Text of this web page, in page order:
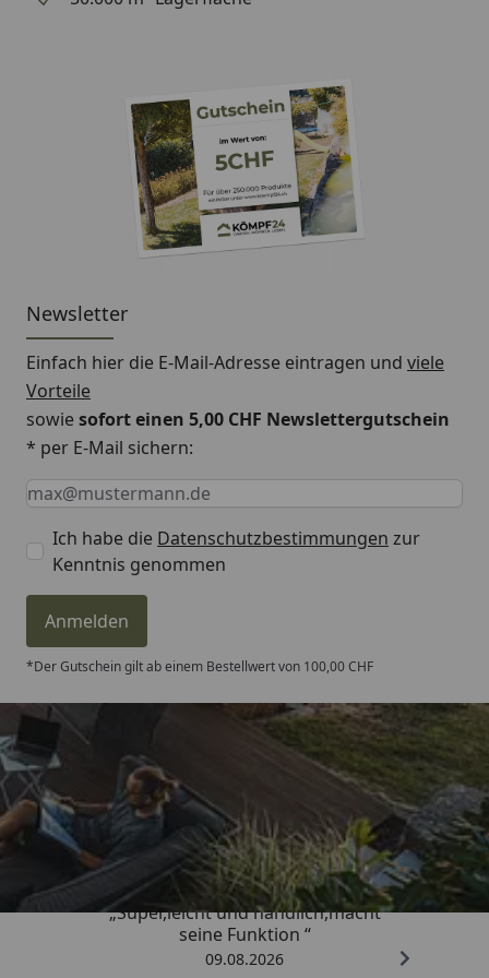
Newsletter
Einfach hier die E-Mail-Adresse eintragen und viele
Vorteile
sowiesofort einen 5,00 CHF Newslettergutschein
* per E-Mail sichern:
Keine Eingabe erforderlich
Eingabe erforderlich
E-Mail *
Ich habe die Datenschutzbestimmungen zur
Kenntnis genommen
Anmelden
*Der Gutschein gilt ab einem Bestellwert von 100,00 CHF
Trusted Shops
4,81/ 5
„Super,leicht und handlich,macht
seine Funktion “
09.08.2026